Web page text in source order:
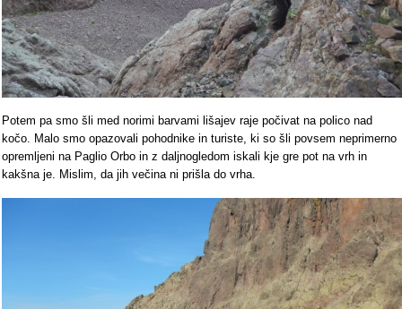
Potem pa smo šli med norimi barvami lišajev raje počivat na polico nad
kočo. Malo smo opazovali pohodnike in turiste, ki so šli povsem neprimerno
opremljeni na Paglio Orbo in z daljnogledom iskali kje gre pot na vrh in
kakšna je. Mislim, da jih večina ni prišla do vrha.